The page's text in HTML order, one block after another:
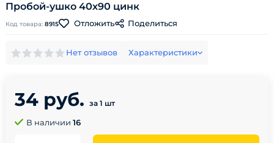
Пробой-ушко 40х90 цинк
Код товара: 8915 Отложить Поделиться
Нет отзывов Характеристики
34 руб. за 1 шт
В наличии 16